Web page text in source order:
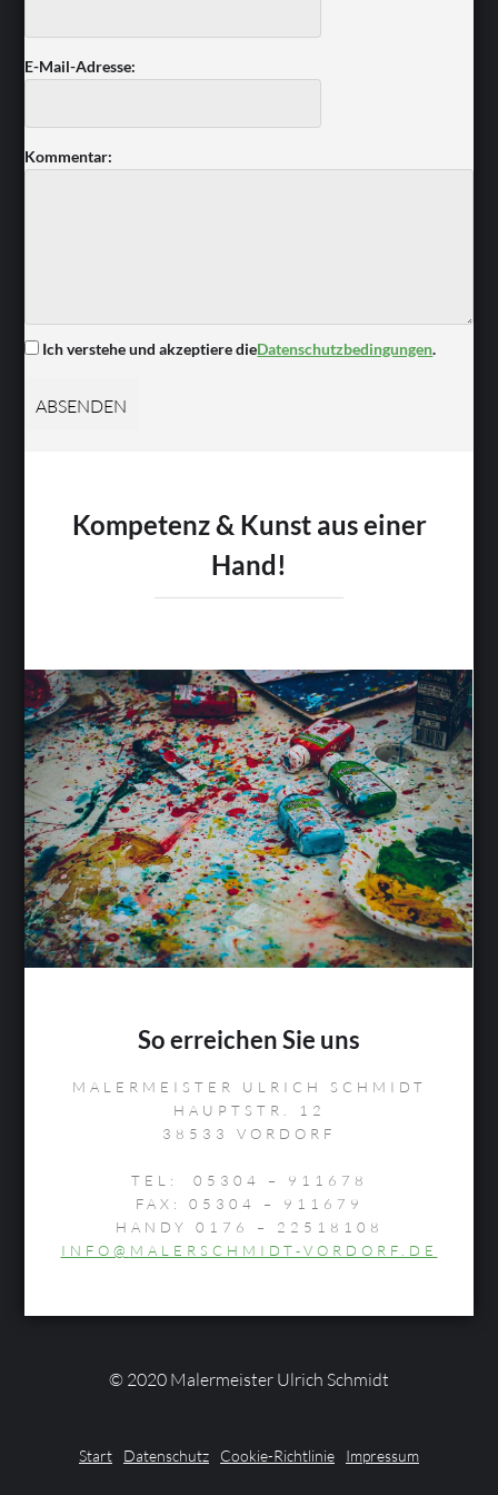
E-Mail-Adresse:
Kommentar:
Ich verstehe und akzeptiere dieDatenschutzbedingungen.
Kompetenz & Kunst aus einer
Hand!
So erreichen Sie uns
MALERMEISTER ULRICH SCHMIDT
HAUPTSTR. 12
38533 VORDORF
TEL: 05304 – 911678
FAX: 05304 – 911679
HANDY 0176 – 22518108
INFO@ MALERSCHMIDT-VORDORF.DE
© 2020 Malermeister Ulrich Schmidt
Start Datenschutz Cookie-Richtlinie Impressum